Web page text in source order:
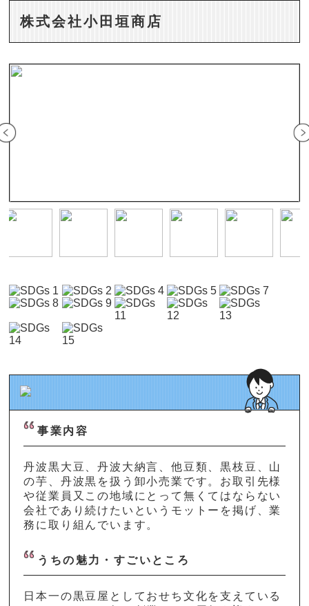
株式会社小田垣商店
事業内容
丹波黒大豆、丹波大納言、他豆類、黒枝豆、山
の芋、丹波黒を扱う卸小売業です。お取引先様
や従業員又この地域にとって無くてはならない
会社であり続けたいというモットーを掲げ、業
務に取り組んでいます。
うちの魅力・すごいところ
日本一の黒豆屋としておせち文化を支えている